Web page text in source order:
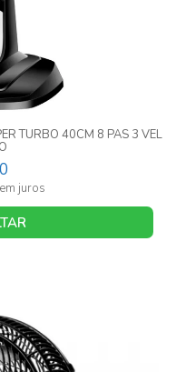
TURBO 40CM 8 PAS 3 VEL
juros